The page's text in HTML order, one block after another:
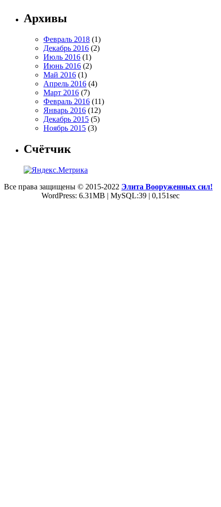
Архивы
Февраль 2018 (1)
Декабрь 2016 (2)
Июль 2016 (1)
Июнь 2016 (2)
Май 2016 (1)
Апрель 2016 (4)
Март 2016 (7)
Февраль 2016 (11)
Январь 2016 (12)
Декабрь 2015 (5)
Ноябрь 2015 (3)
Счётчик
Все права защищены © 2015-2022 Элита Вооруженных сил!
WordPress: 6.31MB | MySQL:39 | 0,151sec